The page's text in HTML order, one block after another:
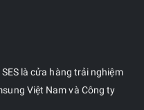
là cửa hàng trải nghiệm
Việt Nam và Công ty